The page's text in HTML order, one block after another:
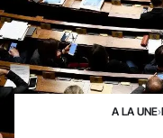
A LA UNE›